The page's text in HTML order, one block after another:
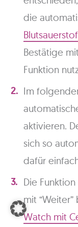
die
Bestätige
Funktion
Im
aktivieren.
sich so
dafür
Die
mit
Watch mit